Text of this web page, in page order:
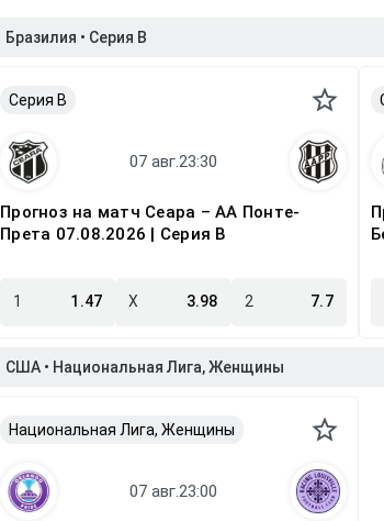
Бразилия • Серия B
Серия B
Прогноз на матч Сеара – АА Понте-
Прета 07.08.2026 | Серия B
1 1.47 X 3.98 2 7.7
США • Национальная Лига, Женщины
Национальная Лига, Женщины